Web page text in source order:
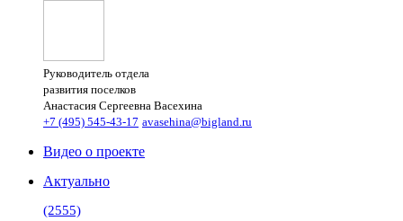
Руководитель отдела
развития поселков
Анастасия Сергеевна Васехина
+7 (495) 545-43-17 avasehina@bigland.ru
Видео о проекте
Актуально
(2555)